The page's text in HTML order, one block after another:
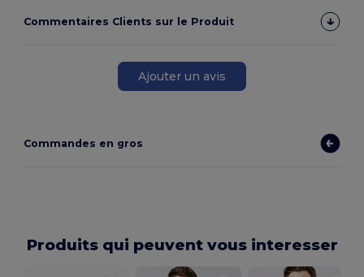
Commentaires Clients sur le Produit
Ajouter un avis
Commandes en gros
Produits qui peuvent vous interesser